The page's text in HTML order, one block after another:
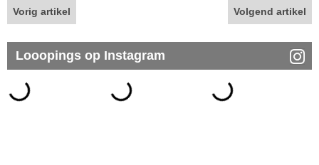
Vorig artikel Volgend artikel
Looopings op Instagram